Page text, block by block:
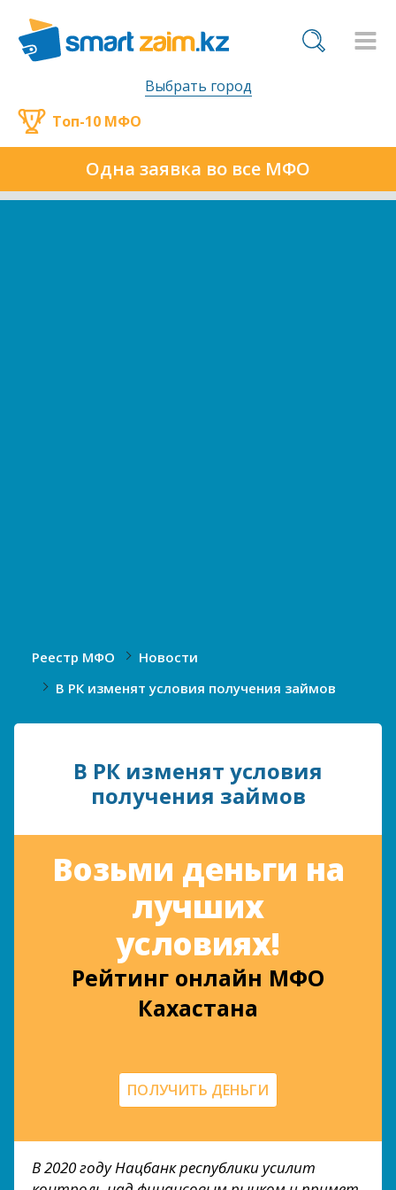
Выбрать город
Одна заявка во все МФО
Топ-10 МФО
Реестр МФО
Новости
В РК изменят условия получения займов
В РК изменят условия
получения займов
Возьми деньги на
лучших
условиях!
Рейтинг онлайн МФО
Кахастана
ПОЛУЧИТЬ ДЕНЬГИ
В 2020 году Нацбанк республики усилит